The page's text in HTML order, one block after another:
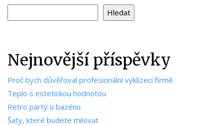
Hledat
Nejnovější příspěvky
Proč bych důvěřoval profesionální vyklízecí firmě
Teplo s estetickou hodnotou
Retro party u bazénu
Šaty, které budete milovat